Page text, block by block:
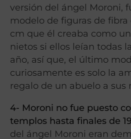
versión del ángel Moroni,
modelo de figuras de
cm que él creaba como
nietos si ellos leían todas
año, así que, el último
curiosamente es solo la
regalo de un abuelo a sus
4- Moroni no fue puesto
templos hasta finales de
del ángel Moroni eran